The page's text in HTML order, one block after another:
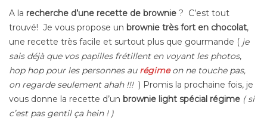
A la recherche d’une recette de brownie ? C’est tout
trouvé! Je vous propose un brownie très fort en chocolat,
une recette très facile et surtout plus que gourmande ( je
sais déjà que vos papilles frétillent en voyant les photos,
hop hop pour les personnes au régimeon ne touche pas,
on regarde seulement ahah !!! ) Promis la prochaine fois, je
vous donne la recette d’un brownie light spécial régime ( si
c’est pas gentil ça hein ! )